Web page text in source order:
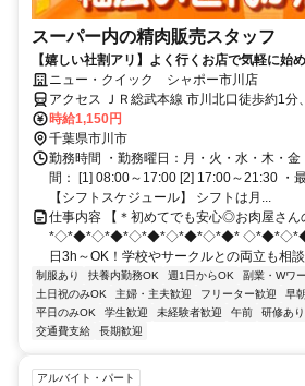
スーパー内の精肉販売スタッフ
【嬉しい社割アリ】よく行くお店で気軽に始
めてのアルバイトにピッタリ＜履歴書不要＞
ニュー・クイック シャポー市川店
アクセス ＪＲ総武本線 市川北口徒歩約1分
徒歩約8分、京成本線 国府台徒歩約15分 総
時給1,150円
千葉県市川市
勤務時間 ・勤務曜日：月・火・水・木・
間： [1] 08:00～17:00 [2] 17:00～21:30 ・
【シフトスケジュール】 シフトは月...
仕事内容 【＊初めてでも安心◎お肉屋さん
*◇*◆*◇*◆*◇*◆*◇*◆*◇*◆*
日3h～OK！学校やサークルとの両立も相
制服あり 扶養内勤務OK 週1日からOK 副業・Wワ
土日祝のみOK
主婦・主夫歓迎 フリーター歓迎 早
平日のみOK
学生歓迎 未経験者歓迎 午前 研修あり
交通費支給
長期歓迎
アルバイト・パート